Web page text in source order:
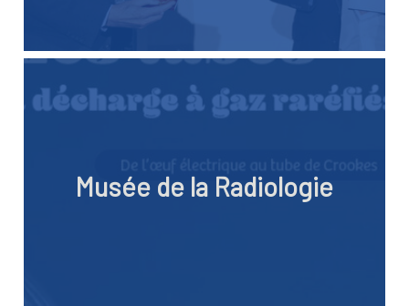
Musée de la Radiologie